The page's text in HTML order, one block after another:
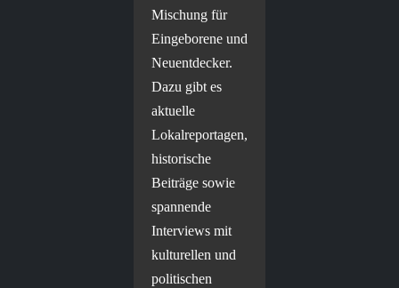
Mischung für
Eingeborene und
Neuentdecker.
Dazu gibt es
aktuelle
Lokalreportagen,
historische
Beiträge sowie
spannende
Interviews mit
kulturellen und
politischen